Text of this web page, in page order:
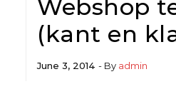
Webshop
(kant en
June 3, 2014 - By admin